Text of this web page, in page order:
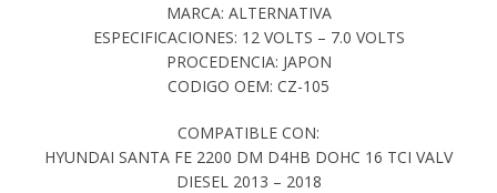
MARCA: ALTERNATIVA
ESPECIFICACIONES: 12 VOLTS – 7.0 VOLTS
PROCEDENCIA: JAPON
CODIGO OEM: CZ-105
COMPATIBLE CON:
HYUNDAI SANTA FE 2200 DM D4HB DOHC 16 TCI VALV
DIESEL 2013 – 2018